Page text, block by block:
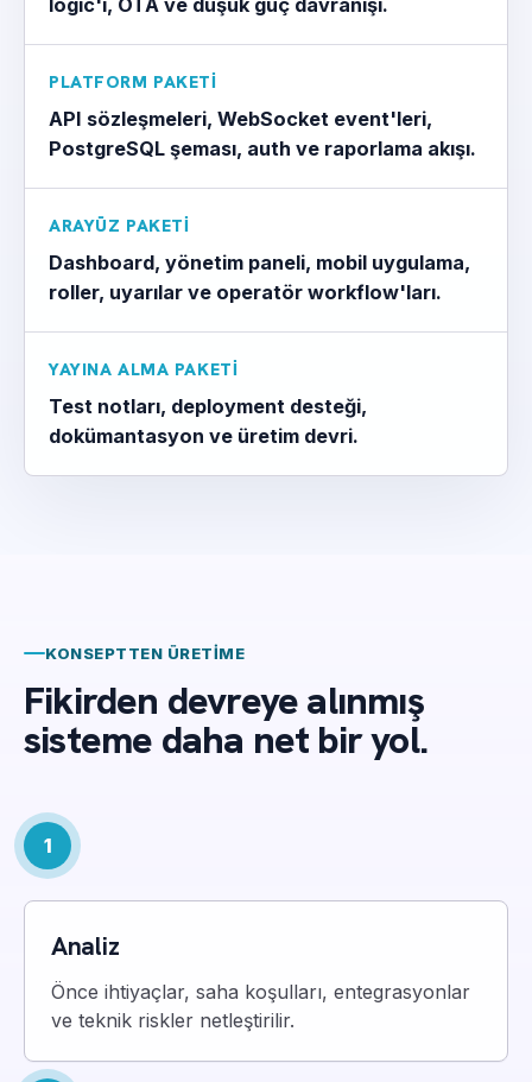
logic'i, OTA ve düşük güç davranışı.
PLATFORM PAKETI
API sözleşmeleri, WebSocket event'leri,
PostgreSQL şeması, auth ve raporlama akışı.
ARAYÜZ PAKETI
Dashboard, yönetim paneli, mobil uygulama,
roller, uyarılar ve operatör workflow'ları.
YAYINA ALMA PAKETI
Test notları, deployment desteği,
dokümantasyon ve üretim devri.
KONSEPTTEN ÜRETIME
Fikirden devreye alınmış
sisteme daha net bir yol.
1
Analiz
Önce ihtiyaçlar, saha koşulları, entegrasyonlar
ve teknik riskler netleştirilir.